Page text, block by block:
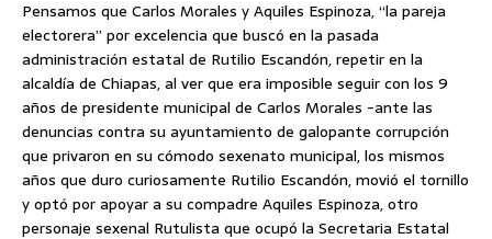
Pensamos que Carlos Morales y Aquiles Espinoza, “la pareja
electorera” por excelencia que buscó en la pasada
administración estatal de Rutilio Escandón, repetir en la
alcaldía de Chiapas, al ver que era imposible seguir con los 9
años de presidente municipal de Carlos Morales -ante las
denuncias contra su ayuntamiento de galopante corrupción
que privaron en su cómodo sexenato municipal, los mismos
años que duro curiosamente Rutilio Escandón, movió el tornillo
y optó por apoyar a su compadre Aquiles Espinoza, otro
personaje sexenal Rutulista que ocupó la Secretaria Estatal